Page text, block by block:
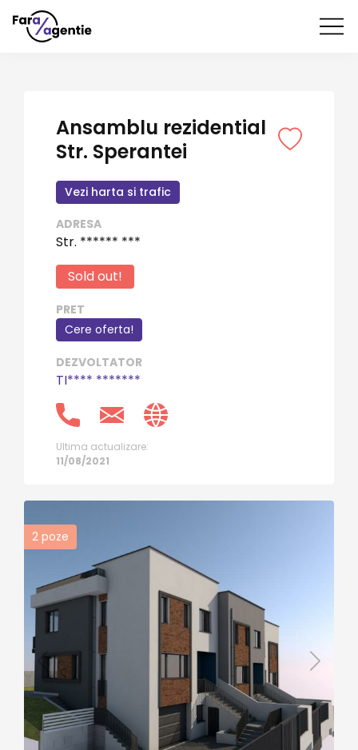
2 poze
Ansamblu rezidential
Str. Sperantei
Vezi harta si trafic
ADRESA
Str. ****** ***
Sold out!
PRET
Cere oferta!
DEZVOLTATOR
TI**** *******
Ultima actualizare:
11/08/2021